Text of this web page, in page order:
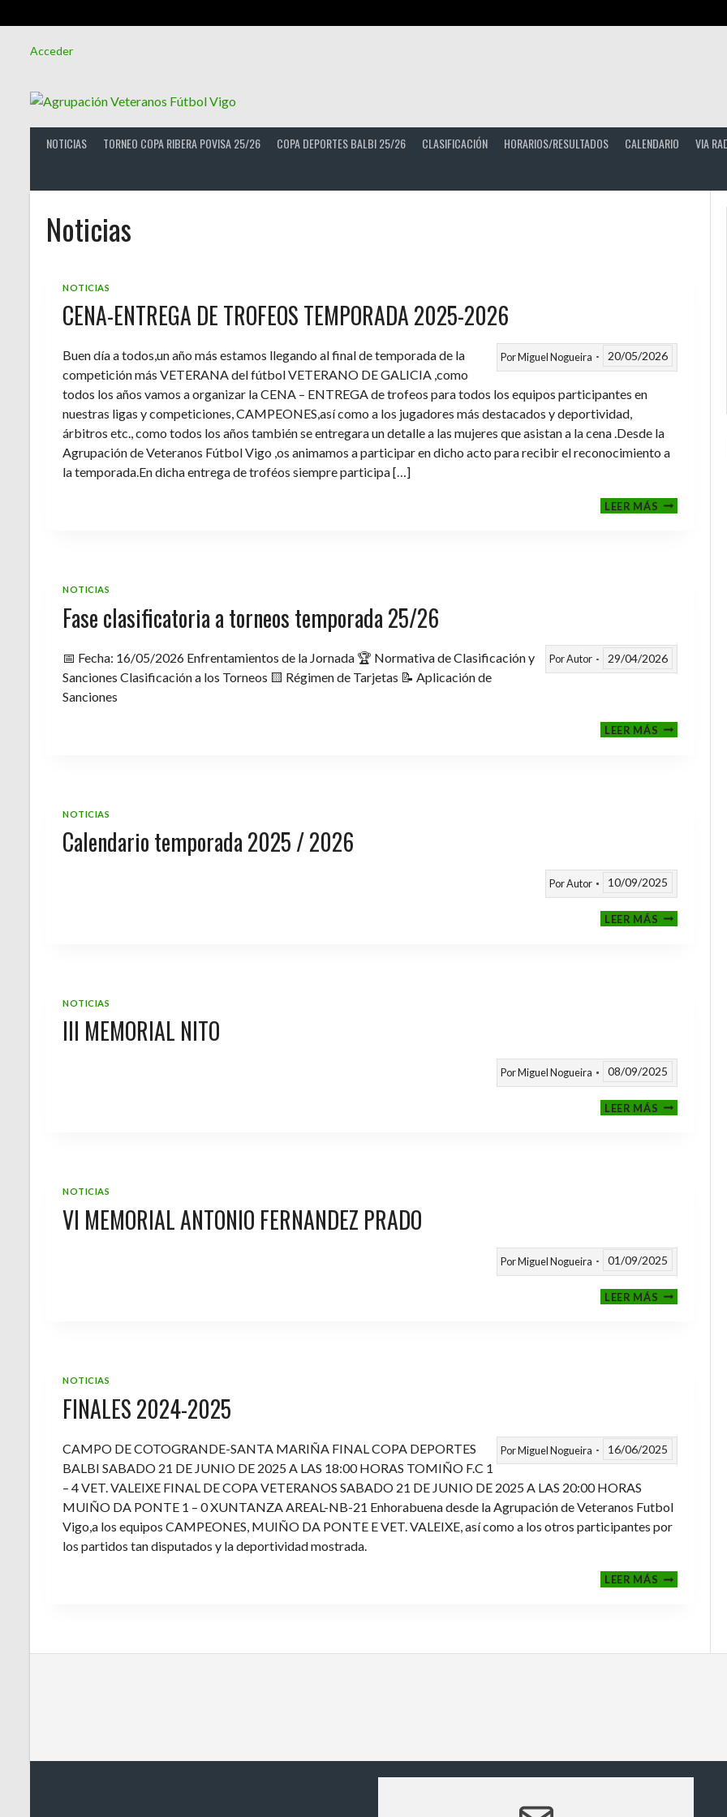
Acceder
NOTICIAS TORNEO COPA RIBERA POVISA 25/26 COPA DEPORTES BALBI 25/26 CLASIFICACIÓN HORARIOS/RESULTADOS CALENDARIO VIA
Noticias
NOTICIAS
CENA-ENTREGA DE TROFEOS TEMPORADA 2025-2026
PorMiguel Nogueira 20/05/2026
Buen día a todos,un año más estamos llegando al final de temporada de la
competición más VETERANA del fútbol VETERANO DE GALICIA ,como
todos los años vamos a organizar la CENA – ENTREGA de trofeos para todos los equipos participantes en
nuestras ligas y competiciones, CAMPEONES,así como a los jugadores más destacados y deportividad,
árbitros etc., como todos los años también se entregara un detalle a las mujeres que asistan a la cena .Desde la
Agrupación de Veteranos Fútbol Vigo ,os animamos a participar en dicho acto para recibir el reconocimiento a
la temporada.En dicha entrega de troféos siempre participa […]
LEER MÁSCENA-
ENTREGA
NOTICIAS
Fase clasificatoria a torneos temporada 25/26
PorAutor 29/04/2026
📅 Fecha: 16/05/2026 Enfrentamientos de la Jornada 🏆 Normativa de Clasificación y
Sanciones Clasificación a los Torneos 🟨 Régimen de Tarjetas 📝 Aplicación de
Sanciones
LEER MÁSFASE
NOTICIAS
Calendario temporada 2025 / 2026
PorAutor 10/09/2025
LEER MÁSCALENDARIO
TEMPORADA
NOTICIAS
III MEMORIAL NITO
PorMiguel Nogueira 08/09/2025
LEER MÁSIII
MEMORIAL
NOTICIAS
VI MEMORIAL ANTONIO FERNANDEZ PRADO
PorMiguel Nogueira 01/09/2025
LEER MÁSVI
MEMORIAL
NOTICIAS
FINALES 2024-2025
PorMiguel Nogueira 16/06/2025
CAMPO DE COTOGRANDE-SANTA MARIÑA FINAL COPA DEPORTES
BALBI SABADO 21 DE JUNIO DE 2025 A LAS 18:00 HORAS TOMIÑO F.C 1
– 4 VET. VALEIXE FINAL DE COPA VETERANOS SABADO 21 DE JUNIO DE 2025 A LAS 20:00 HORAS
MUIÑO DA PONTE 1 – 0 XUNTANZA AREAL-NB-21 Enhorabuena desde la Agrupación de Veteranos Futbol
Vigo,a los equipos CAMPEONES, MUIÑO DA PONTE E VET. VALEIXE, así como a los otros participantes por
los partidos tan disputados y la deportividad mostrada.
LEER MÁSFINALES
2024-